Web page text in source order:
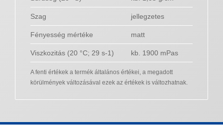
Szag jellegzetes
Fényesség mértéke matt
Viszkozitás (20 °C; 29 s-1) kb. 1900 mPas
A fenti értékek a termék általános értékei, a megadott
körülmények változásával ezek az értékek is változhatnak.